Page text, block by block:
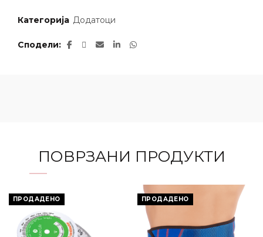
Категорија Додатоци
Сподели
ПОВРЗАНИ ПРОДУКТИ
ПРОДАДЕНО ПРОДАДЕНО